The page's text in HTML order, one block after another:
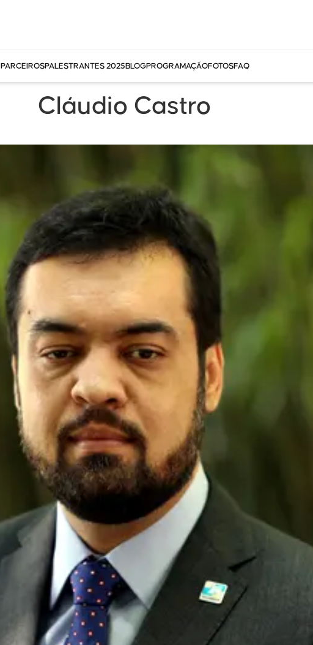
PARCEIROSPALESTRANTES 2025 BLOGPROGRAMAÇÃOFOTOSFAQ
Cláudio Castro